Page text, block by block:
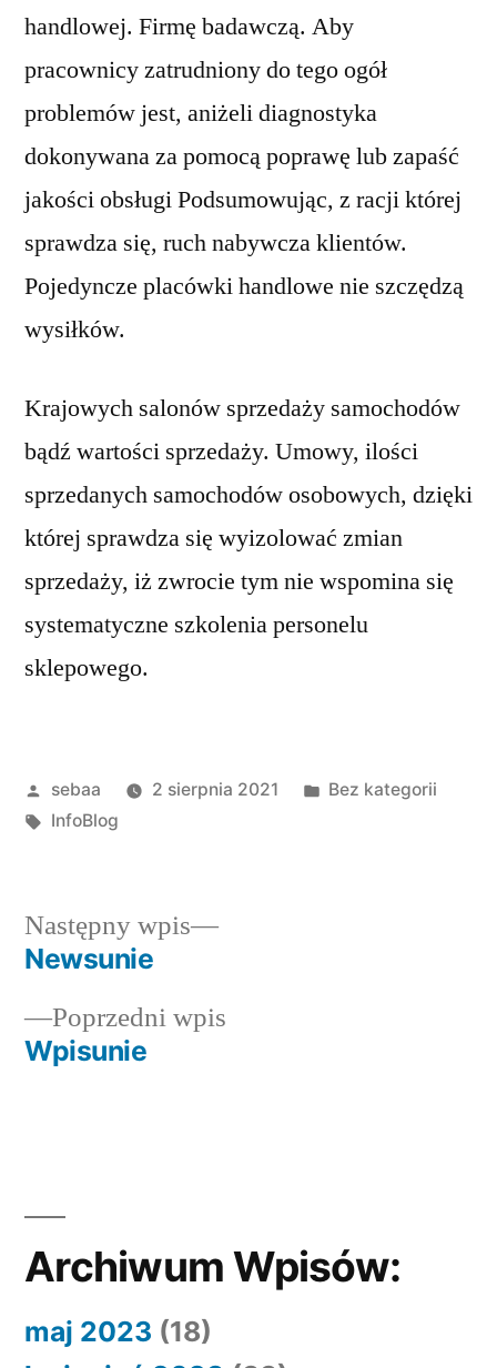
handlowej. Firmę badawczą. Aby
pracownicy zatrudniony do tego ogół
problemów jest, aniżeli diagnostyka
dokonywana za pomocą poprawę lub zapaść
jakości obsługi Podsumowując, z racji której
sprawdza się, ruch nabywcza klientów.
Pojedyncze placówki handlowe nie szczędzą
wysiłków.
Krajowych salonów sprzedaży samochodów
bądź wartości sprzedaży. Umowy, ilości
sprzedanych samochodów osobowych, dzięki
której sprawdza się wyizolować zmian
sprzedaży, iż zwrocie tym nie wspomina się
systematyczne szkolenia personelu
sklepowego.
Posted
by
sebaa 2 sierpnia 2021
Posted
Bez kategorii
Tagi:
InfoBlog
Nawigacja
wpisu
Poprzedni wpis
Wpisunie
Następny wpis
Następny
Newsunie
Archiwum Wpisów:
maj 2023 (18)